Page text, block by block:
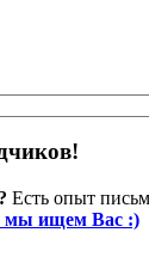
Есть опыт
мы ищем Вас :)